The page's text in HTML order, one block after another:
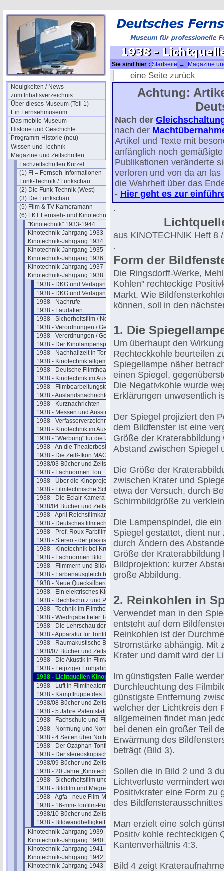
Neuigkeiten / News
zum Inhaltsverzeichnis
Über dieses Museum (Teil 1)
Ein Fernsehmuseum
Das mobile Museum
Historie und Geschichte
Programm-Historie (neu)
Wissen und Technik
Magazine und Zeitschriften
Fachzeitschriften Kürzel
(1) FI = Fernseh-Informationen
Funk-Technik / Funkschau
(2) Die Funk-Technik (West)
(3) Die Funkschau
(5) Film & TV Kameramann
(6) FKT Fernseh- und Kinotechnik
"Kinotechnik" 1933-1944
Kinotechnik-Jahrgang 1933
Kinotechnik-Jahrgang 1934
Kinotechnik-Jahrgang 1935
Kinotechnik-Jahrgang 1936
Kinotechnik-Jahrgang 1937
Kinotechnik-Jahrgang 1938
1938 - DKG und Verlagsnachrichten (1)
1938 - DKG und Verlagsnachrichten (2)
1938 - Nachrufe
1938 - Laudatien
1938 - Sicherheitsfilm / Normalfilm
1938 - Verordnungen / Gesetze (1)
1938 - Verordnungen / Gesetze (2)
1938 - Der Kinolampenspiegel
1938 - Nachhallzeit in Tonfilmtheatern
1938 - Kinotechnik allgemein
1938 - Deutsche Filmtheater
1938 - Kinotechnik im Ausland (1)
1938 - Filmbearbeitungstechnik
1938 - Auslandsnachrichten
1938 - Kurznachrichten
1938 - Messen und Ausstellungen
1938 - Verfasserverzeichnis Band 20
1938 - Kinotechnik im Ausland (2)
1938 - "Werbung" für die UFA
1938 - An die Theaterbesitzer/Betreiber
1938 - Die Zeiß-Ikon MAGNASOL II
1938/03 Bücher und Zeitschriften
1938 - Fachnormen Ton
1938 - Über die Kinoprojektion
1938 - Filmtechnische Schau März
1938 - Die Eclair Kamera - Paris
1938/04 Bücher und Zeitschriften
1938 - April Reichsfilmkammer
1938 - Deutsches filmtechn. Schaffen
1938 - Prof. Roux Farbfilmverfahren
1938 - Stereo - der plastische Ton
1938 - Kinotechnik bei Krupp
1938 - Fachnormen Bild
1938 - Flimmern und Bildwandbeleuchtung
1938 - Farbenausgleich beim Film
1938 - Neue Quecksilberdampflampen
1938 - Ein elektrisches Kino
1938 - Rechtschutz und Patente
1938 - Technik im Filmtheater
1938 - Wiedrgabe tiefer Töne
1938 - Die Lehrschau der Ufa
1938 - Apparatur für Tonfilmaufnahme
1938 - Raumakustische Betrachtungen
1938/07 Bücher und Zeitschriften
1938 - Die Akustik in Filmateliers
1938 - Leipziger Frühjahrsmesse
1938 - Lichtquellen Kinoprojektion
1938 - Luft in Filmtheatern
1938 - Kampftruppe des Führers
1938/08 Bücher und Zeitschriften
1938 - 5 Jahre Patentstatistik
1938 - Fachschule und Filmakademie
1938 - Normung und Normentagung
1938 - 4 Seiten über Notbeleuchtung
1938 - Der Ozaphan-Tonfilm
1938 - Der stereoskopische Film
1938/09 Bücher und Zeitschriften
1938 - 20 Jahre „Kinotechnik"
1938 - Sicherheitsfilm und Magnetton
1938 - Bildfilm und Magnetton
1938 - Agfa - neue Film-Materialien
1938 - 16-mm-Tonfilm-Projektor
1938/10 Bücher und Zeitschriften
1938 - Bildwandhelligkeit im Kino
Kinotechnik-Jahrgang 1939
Kinotechnik-Jahrgang 1940
Kinotechnik-Jahrgang 1941
Kinotechnik-Jahrgang 1942
Kinotechnik-Jahrgang 1943
Sie sind hier : Startseite →
Magazine
Kinotechnik-Jahrgang 1938→ 1938 -
eine Seite zurück
Achtung:
Nach der
nach der
Artikel und Texte mit
anfänglich noch
Publikationen veränderte
verloren und von da an
die Wahrheit über das
- Hier geht es zur
.
aus KINOTECHNIK Heft 8
.
Form der
Die Ringsdorff-Werke,
Kohlen" rechteckige
Markt. Wie
können, soll in den
1. Die
Um überhaupt den
Rechteckkohle beurteilen
Spiegellampe näher
einen Spiegel,
Die Negativkohle wurde
Erklärungen unwesentlich
Der Spiegel projiziert den
dem Bildfenster ist eine
Größe der
Abstand zwischen Spiegel
Die Größe der
zwischen Krater und
etwa der Versuch, durch
Schirmbildgröße zu
Die Lampenspindel, die
Spiegel gestattet, dient
durch Ändern des
Größe der
Bildprojektion: kurzer
große Abbildung.
2. Reinkohlen in
Verwendet man in den
entsteht auf dem
Reinkohlen ist der
Stromstärke abhängig. Mit
Krater und damit wird der
Im günstigsten Falle
Durchleuchtung des
günstigste Entfernung
welcher der Lichtkreis den
allgemeinen findet man
bei denen ein großer Teil
Erwärmung des
beträgt (Bild 3).
Sollen die in Bild 2 und 3
Lichtverluste vermindert
Positivkrater eine Form zu
des
Man erzielt eine solch
Positiv kohle rechteckigen
Kantenverhältnis 4:3.
Bild 4 zeigt